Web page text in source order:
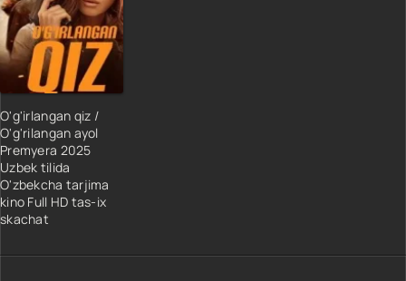
O'g'irlangan qiz /
O'g'rilangan ayol
Premyera 2025
Uzbek tilida
O'zbekcha tarjima
kino Full HD tas-ix
skachat